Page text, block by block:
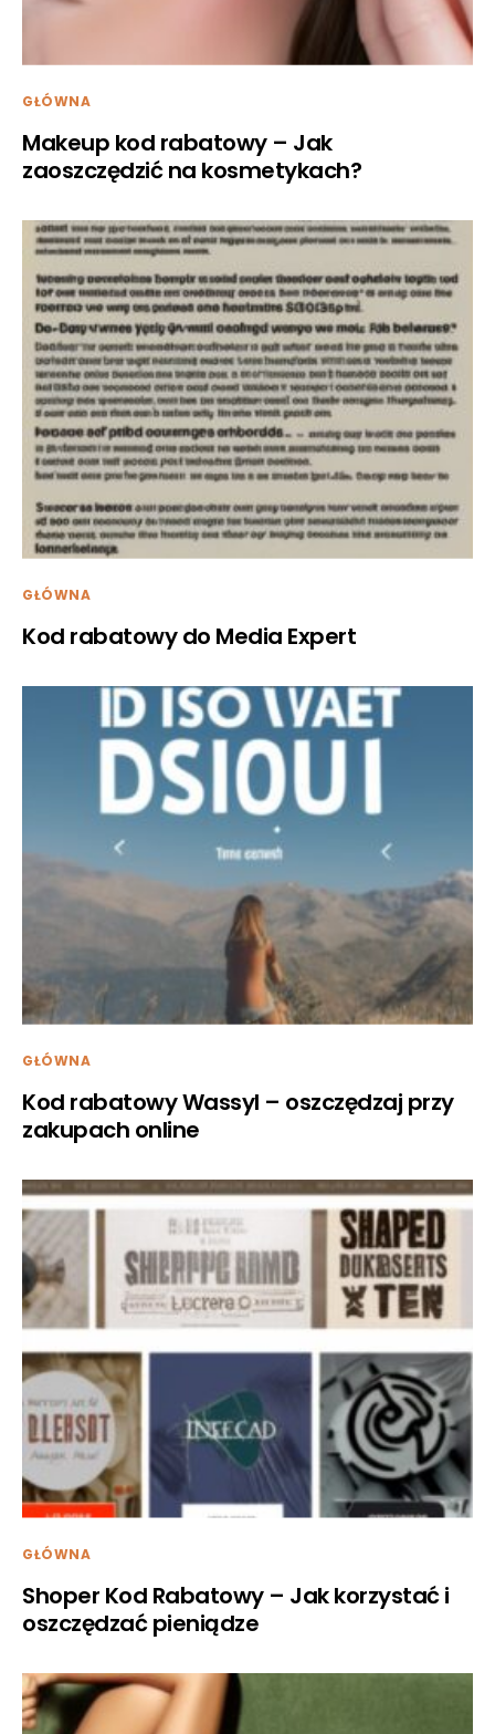
GŁÓWNA
Makeup kod rabatowy – Jak
zaoszczędzić na kosmetykach?
GŁÓWNA
Kod rabatowy do Media Expert
GŁÓWNA
Kod rabatowy Wassyl – oszczędzaj przy
zakupach online
GŁÓWNA
Shoper Kod Rabatowy – Jak korzystać i
oszczędzać pieniądze